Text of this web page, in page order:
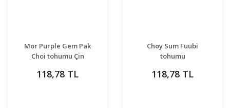
Mor Purple Gem Pak
Choi tohumu Çin
118,78 TL
Choy Sum Fuubi
tohumu
118,78 TL